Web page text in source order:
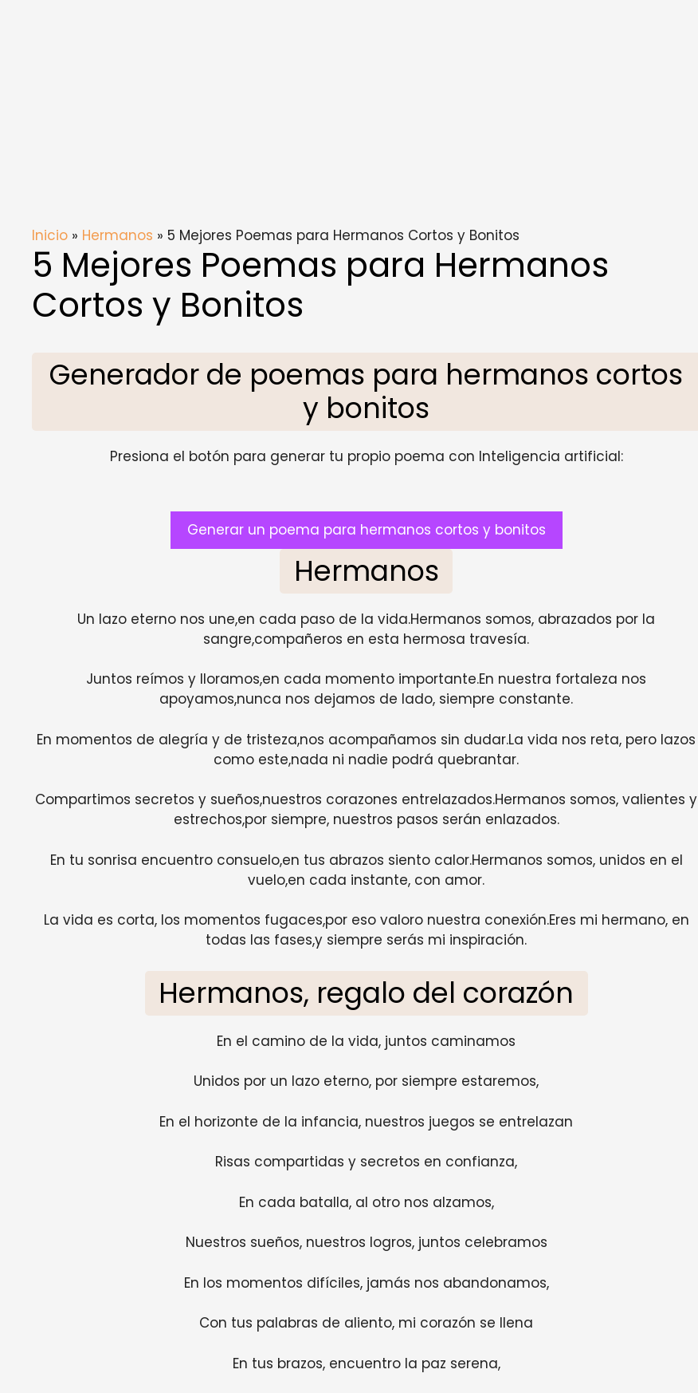
Inicio » Hermanos » 5 Mejores Poemas para Hermanos Cortos y Bonitos
5 Mejores Poemas para Hermanos
Cortos y Bonitos
Generador de poemas para hermanos cortos
y bonitos
Presiona el botón para generar tu propio poema con Inteligencia artificial:
Generar un poema para hermanos cortos y bonitos
Hermanos
Un lazo eterno nos une,en cada paso de la vida.Hermanos somos, abrazados por la
sangre,compañeros en esta hermosa travesía.
Juntos reímos y lloramos,en cada momento importante.En nuestra fortaleza nos
apoyamos,nunca nos dejamos de lado, siempre constante.
En momentos de alegría y de tristeza,nos acompañamos sin dudar.La vida nos reta, pero lazos
como este,nada ni nadie podrá quebrantar.
Compartimos secretos y sueños,nuestros corazones entrelazados.Hermanos somos, valientes y
estrechos,por siempre, nuestros pasos serán enlazados.
En tu sonrisa encuentro consuelo,en tus abrazos siento calor.Hermanos somos, unidos en el
vuelo,en cada instante, con amor.
La vida es corta, los momentos fugaces,por eso valoro nuestra conexión.Eres mi hermano, en
todas las fases,y siempre serás mi inspiración.
Hermanos, regalo del corazón
En el camino de la vida, juntos caminamos
Unidos por un lazo eterno, por siempre estaremos,
En el horizonte de la infancia, nuestros juegos se entrelazan
Risas compartidas y secretos en confianza,
En cada batalla, al otro nos alzamos,
Nuestros sueños, nuestros logros, juntos celebramos
En los momentos difíciles, jamás nos abandonamos,
Con tus palabras de aliento, mi corazón se llena
En tus brazos, encuentro la paz serena,